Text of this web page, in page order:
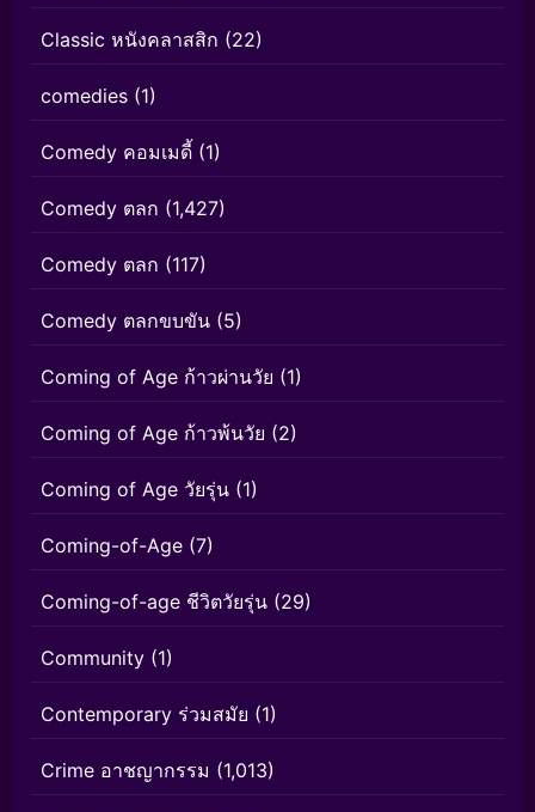
Classic หนังคลาสสิก (22)
comedies (1)
Comedy คอมเมดี้ (1)
Comedy ตลก (1,427)
Comedy ตลก (117)
Comedy ตลกขบขัน (5)
Coming of Age ก้าวผ่านวัย (1)
Coming of Age ก้าวพ้นวัย (2)
Coming of Age วัยรุ่น (1)
Coming-of-Age (7)
Coming-of-age ชีวิตวัยรุ่น (29)
Community (1)
Contemporary ร่วมสมัย (1)
Crime อาชญากรรม (1,013)